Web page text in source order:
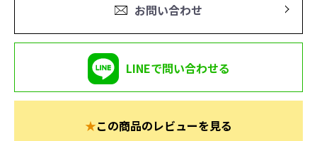
お問い合わせ
LINEで問い合わせる
★この商品のレビューを見る